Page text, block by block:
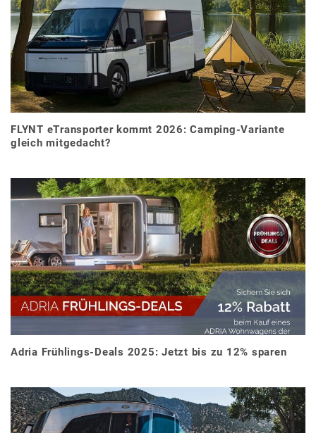
FLYNT eTransporter kommt 2026: Camping-Variante
gleich mitgedacht?
Adria Frühlings-Deals 2025: Jetzt bis zu 12% sparen